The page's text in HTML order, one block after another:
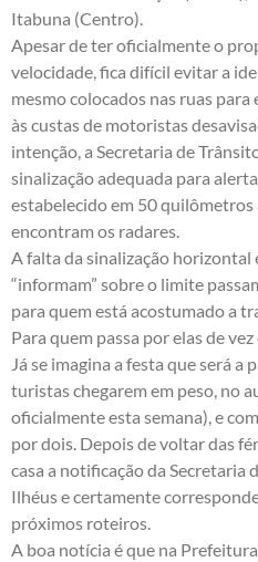
Itabuna (Centro).
Apesar de ter oficialmente o
velocidade, fica difícil evitar a
mesmo colocados nas ruas
às custas de motoristas
intenção, a Secretaria de
sinalização adequada para
estabelecido em 50 quilômetros
encontram os radares.
A falta da sinalização horizontal
“informam” sobre o limite
para quem está acostumado a
Para quem passa por elas de
Já se imagina a festa que será
turistas chegarem em peso, no
oficialmente esta semana), e
por dois. Depois de voltar das
casa a notificação da Secretaria
Ilhéus e certamente
próximos roteiros.
A boa notícia é que na